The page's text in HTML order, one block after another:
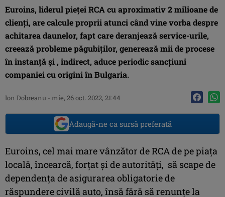
Euroins, liderul pieței RCA cu aproximativ 2 milioane de
clienți, are calcule proprii atunci când vine vorba despre
achitarea daunelor, fapt care deranjează service-urile,
creează probleme păgubiților, generează mii de procese
în instanță și , indirect, aduce periodic sancțiuni
companiei cu origini în Bulgaria.
Ion Dobreanu - mie, 26 oct. 2022, 21:44
Adaugă-ne ca sursă preferată
Euroins, cel mai mare vânzător de RCA de pe piața
locală, încearcă, forțat și de autorități, să scape de
dependența de asigurarea obligatorie de
răspundere civilă auto, însă fără să renunțe la